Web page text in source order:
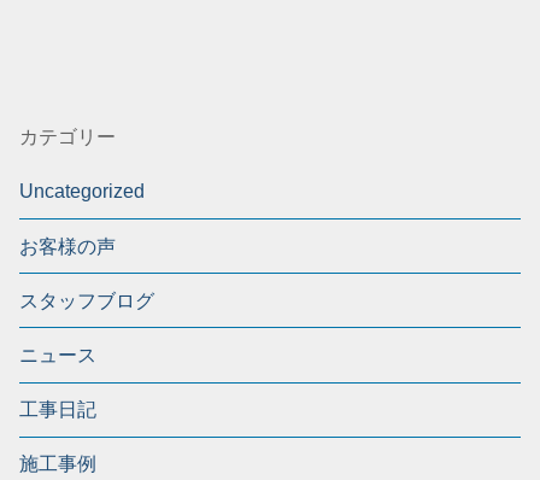
カテゴリー
Uncategorized
お客様の声
スタッフブログ
ニュース
工事日記
施工事例